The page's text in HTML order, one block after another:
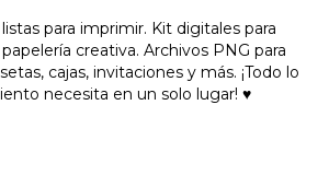
para imprimir. Kit digitales para
creativa. Archivos PNG para
cajas, invitaciones y más. ¡Todo lo
necesita en un solo lugar! ♥